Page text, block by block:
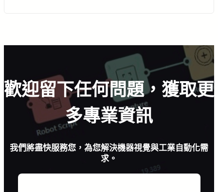
歡迎留下任何問題，獲取更
多專業資訊
我們將盡快服務您，為您解決機器視覺與工業自動化需
求。